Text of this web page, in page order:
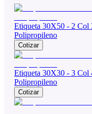
Etiqueta 30X50 - 2 Col
Polipropileno
Cotizar
Etiqueta 30X30 - 3 Col
Polipropileno
Cotizar